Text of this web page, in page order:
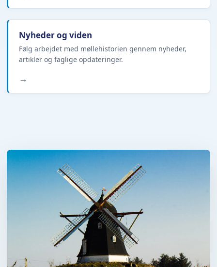
Nyheder og viden
Følg arbejdet med møllehistorien gennem nyheder,
artikler og faglige opdateringer.
→